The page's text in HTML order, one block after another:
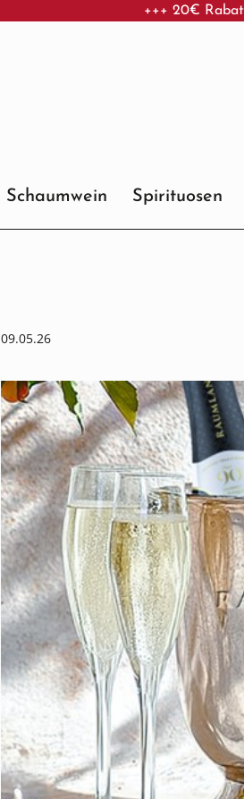
+++ 20€
Schaumwein Spirituosen
09.05.26